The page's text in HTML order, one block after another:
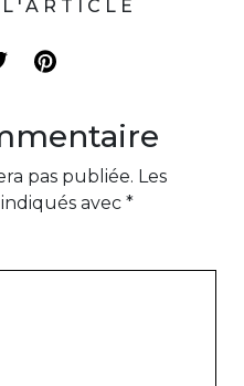
pas publiée. Les
avec *